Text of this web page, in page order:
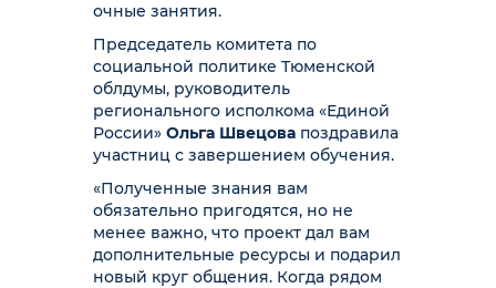
очные занятия.
Председатель комитета по
социальной политике Тюменской
облдумы, руководитель
регионального исполкома «Единой
России» Ольга Швецова поздравила
участниц с завершением обучения.
«Полученные знания вам
обязательно пригодятся, но не
менее важно, что проект дал вам
дополнительные ресурсы и подарил
новый круг общения. Когда рядом